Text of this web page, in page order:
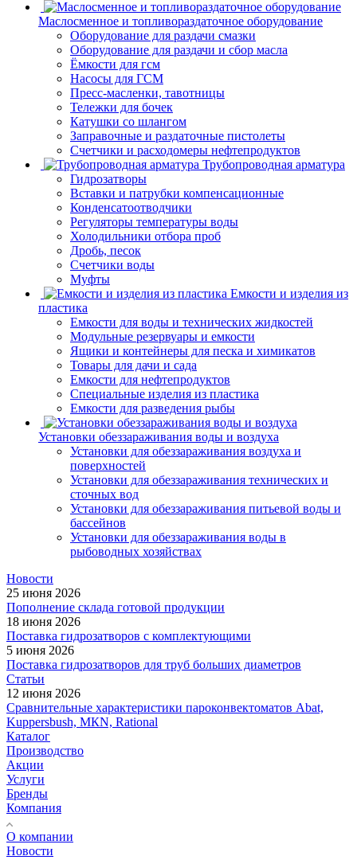
Маслосменное и топливораздаточное оборудование
Оборудование для раздачи смазки
Оборудование для раздачи и сбор масла
Ёмкости для гсм
Насосы для ГСМ
Пресс-масленки, тавотницы
Тележки для бочек
Катушки со шлангом
Заправочные и раздаточные пистолеты
Счетчики и расходомеры нефтепродуктов
Трубопроводная арматура
Гидрозатворы
Вставки и патрубки компенсационные
Конденсатоотводчики
Регуляторы температуры воды
Холодильники отбора проб
Дробь, песок
Счетчики воды
Муфты
Емкости и изделия из
пластика
Емкости для воды и технических жидкостей
Модульные резервуары и емкости
Ящики и контейнеры для песка и химикатов
Товары для дачи и сада
Емкости для нефтепродуктов
Специальные изделия из пластика
Емкости для разведения рыбы
Установки обеззараживания воды и воздуха
Установки для обеззараживания воздуха и
поверхностей
Установки для обеззараживания технических и
сточных вод
Установки для обеззараживания питьевой воды и
бассейнов
Установки для обеззараживания воды в
рыбоводных хозяйствах
Новости
25 июня 2026
Пополнение склада готовой продукции
18 июня 2026
Поставка гидрозатворов с комплектующими
5 июня 2026
Поставка гидрозатворов для труб больших диаметров
Статьи
12 июня 2026
Сравнительные характеристики пароконвектоматов Abat,
Kuppersbush, МКN, Rational
Каталог
Производство
Акции
Услуги
Бренды
Компания
О компании
Новости